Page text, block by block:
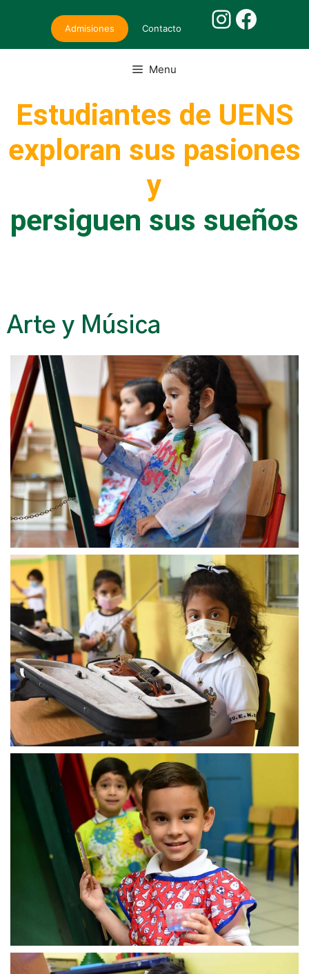
Admisiones Contacto
Menu
Estudiantes de UENS
exploran sus pasiones
y
persiguen sus sueños
Arte y Música